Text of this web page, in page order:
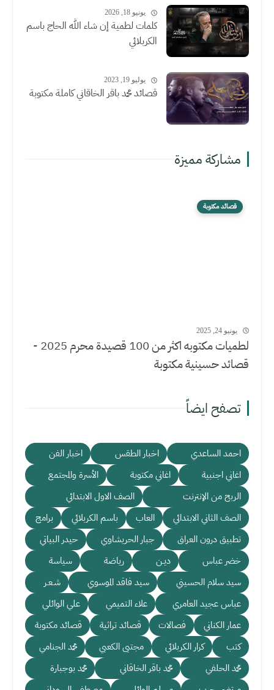
يونيو 18, 2026
كلمات لطمية إن شاء الله الحاج باسم
الكربلائي
يوليو 19, 2023
قصائد محمد باقر الخاقاني كاملة مكتوبة
مشاركة مميزة
قصائد مكتوبة
يونيو 24, 2025
لطميات مكتوبه اكثر من 100 قصيدة محرم 2025 -
قصائد حسينية مكتوبة
تصفح ايضاً
احمد الساعدي اخبار الطقس
اخبار الفن
اغاني اجنبية
اغاني مكتوبة
الأسرة والمجتمع
الربح من الإنترنت
الصف الاول الابتدائي
الصف الثاني الابتدائي
العاب باسم الكربلائي
برامج
تطبيق درون العراق
جبار الحريشاوي
حيدر البياتي
خضر عباس
ديـن رياضة
سياسة
سيد سلام الحسيني
سيد فاقد الموسوي
شـعـر
عباس عجيد العامري
علاء التميمي
علي الوائلي
عمار الكناني
فصالات قصائد تراثية
قصائد مكتوبة
كتب
كرار الكربلائي مجتبى الكعبي
محمد الجنامي
محمد الحلفي
محمد باقر الخاقاني
محمد بوجبارة